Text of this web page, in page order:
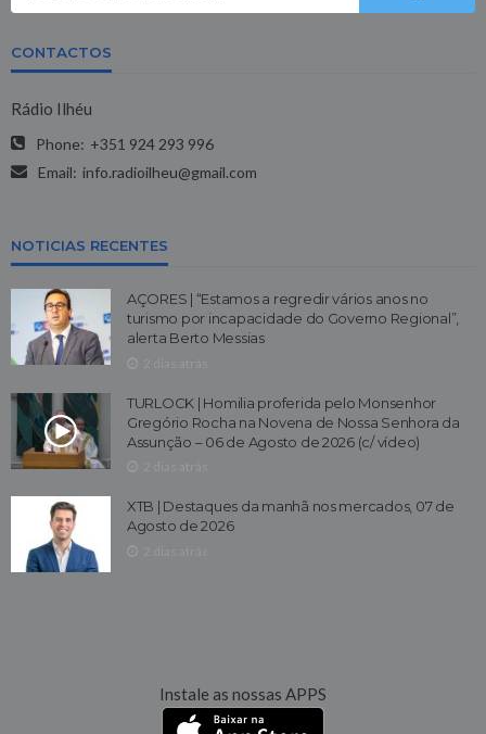
CONTACTOS
Rádio Ilhéu
Phone: +351 924 293 996
Email: info.radioilheu@gmail.com
NOTICIAS RECENTES
AÇORES | “Estamos a regredir vários anos no
turismo por incapacidade do Governo Regional”,
alerta Berto Messias
TURLOCK | Homilia proferida pelo Monsenhor
Gregório Rocha na Novena de Nossa Senhora da
Assunção – 06 de Agosto de 2026 (c/ vídeo)
XTB | Destaques da manhã nos mercados, 07 de
Agosto de 2026
Instale as nossas APPS